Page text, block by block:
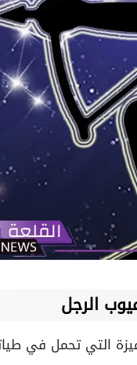
الرجل
التي تحمل في